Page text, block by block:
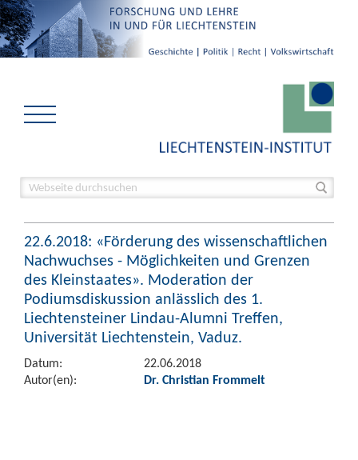
22.6.2018: «Förderung des wissenschaftlichen
Nachwuchses - Möglichkeiten und Grenzen
des Kleinstaates». Moderation der
Podiumsdiskussion anlässlich des 1.
Liechtensteiner Lindau-Alumni Treffen,
Universität Liechtenstein, Vaduz.
Datum:
22.06.2018
Autor(en):
Dr. Christian Frommelt